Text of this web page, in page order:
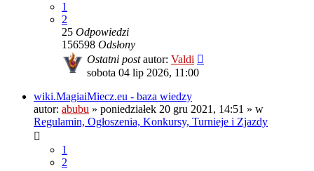
1
2
25 Odpowiedzi
156598 Odsłony
Ostatni postautor: Valdi
sobota 04 lip 2026, 11:00
wiki.MagiaiMiecz.eu - baza wiedzy
autor: abubu » poniedziałek 20 gru 2021, 14:51 » w
Regulamin, Ogłoszenia, Konkursy, Turnieje i Zjazdy
1
2